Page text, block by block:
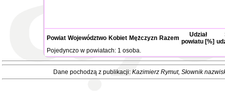
Powiat Województwo Kobiet Mężczyzn Razem
Udział
powiatu [%]
Pojedynczo w powiatach: 1 osoba.
Dane pochodzą z publikacji: Kazimierz Rymut, Słownik